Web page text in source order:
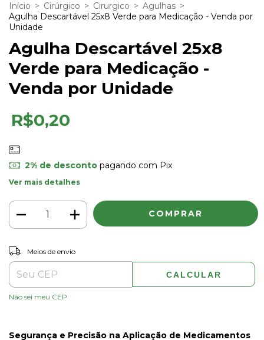
Início > Cirúrgico > Cirurgico > Agulhas >
Agulha Descartável 25x8 Verde para Medicação - Venda por
Unidade
Agulha Descartável 25x8
Verde para Medicação -
Venda por Unidade
R$0,20
2% de descontopagando com Pix
Ver mais detalhes
Entregas para o CEP:
Meios de envio
CALCULAR
Não sei meu CEP
Segurança e Precisão na Aplicação de Medicamentos